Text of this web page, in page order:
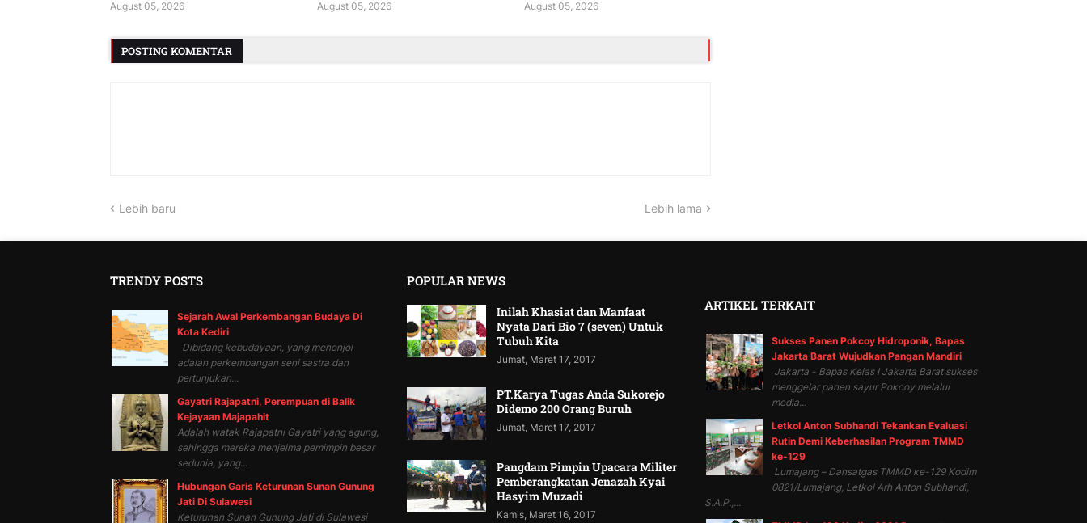
August 05, 2026 August 05, 2026 August 05, 2026
POSTING KOMENTAR
Lebih baru Lebih lama
TRENDY POSTS
Sejarah Awal Perkembangan Budaya Di
Kota Kediri
Dibidang kebudayaan, yang menonjol
adalah perkembangan seni sastra dan
pertunjukan...
Gayatri Rajapatni, Perempuan di Balik
Kejayaan Majapahit
Adalah watak Rajapatni Gayatri yang agung,
sehingga mereka menjelma pemimpin besar
sedunia, yang...
Hubungan Garis Keturunan Sunan Gunung
Jati Di Sulawesi
Keturunan Sunan Gunung Jati di Sulawesi
POPULAR NEWS
Inilah Khasiat dan Manfaat
Nyata Dari Bio 7 (seven) Untuk
Tubuh Kita
Jumat, Maret 17, 2017
PT.Karya Tugas Anda Sukorejo
Didemo 200 Orang Buruh
Jumat, Maret 17, 2017
Pangdam Pimpin Upacara Militer
Pemberangkatan Jenazah Kyai
Hasyim Muzadi
Kamis, Maret 16, 2017
ARTIKEL TERKAIT
Sukses Panen Pokcoy Hidroponik, Bapas
Jakarta Barat Wujudkan Pangan Mandiri
Jakarta - Bapas Kelas I Jakarta Barat sukses
menggelar panen sayur Pokcoy melalui
media...
Letkol Anton Subhandi Tekankan Evaluasi
Rutin Demi Keberhasilan Program TMMD
ke-129
Lumajang – Dansatgas TMMD ke-129 Kodim
0821/Lumajang, Letkol Arh Anton Subhandi,
S.A.P.,...